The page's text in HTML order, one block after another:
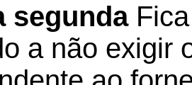
segundaFica
a não exigir